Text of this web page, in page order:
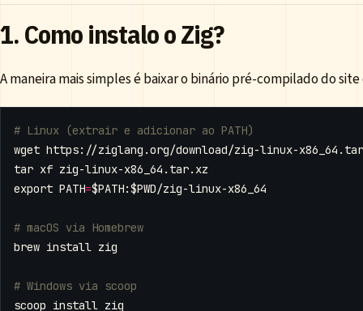
1. Como instalo o Zig?
A maneira mais simples é baixar o binário pré-compilado do site
# Linux (extrair e adicionar ao PATH)
export PATH=$PATH:$PWD
# macOS via Homebrew
# Windows via scoop